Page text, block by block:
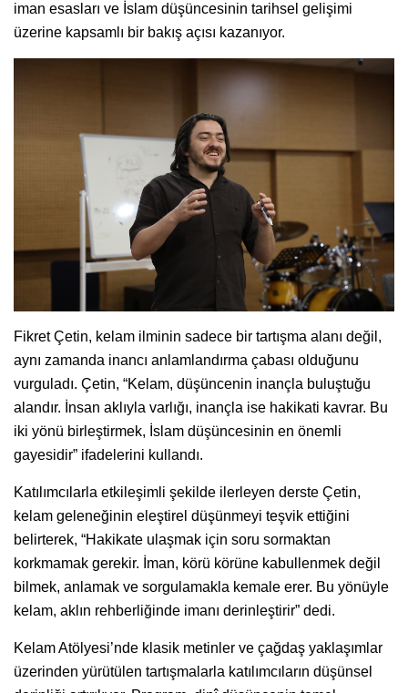
iman esasları ve İslam düşüncesinin tarihsel gelişimi
üzerine kapsamlı bir bakış açısı kazanıyor.
Fikret Çetin, kelam ilminin sadece bir tartışma alanı değil,
aynı zamanda inancı anlamlandırma çabası olduğunu
vurguladı. Çetin, “Kelam, düşüncenin inançla buluştuğu
alandır. İnsan aklıyla varlığı, inançla ise hakikati kavrar. Bu
iki yönü birleştirmek, İslam düşüncesinin en önemli
gayesidir” ifadelerini kullandı.
Katılımcılarla etkileşimli şekilde ilerleyen derste Çetin,
kelam geleneğinin eleştirel düşünmeyi teşvik ettiğini
belirterek, “Hakikate ulaşmak için soru sormaktan
korkmamak gerekir. İman, körü körüne kabullenmek değil
bilmek, anlamak ve sorgulamakla kemale erer. Bu yönüyle
kelam, aklın rehberliğinde imanı derinleştirir” dedi.
Kelam Atölyesi’nde klasik metinler ve çağdaş yaklaşımlar
üzerinden yürütülen tartışmalarla katılımcıların düşünsel